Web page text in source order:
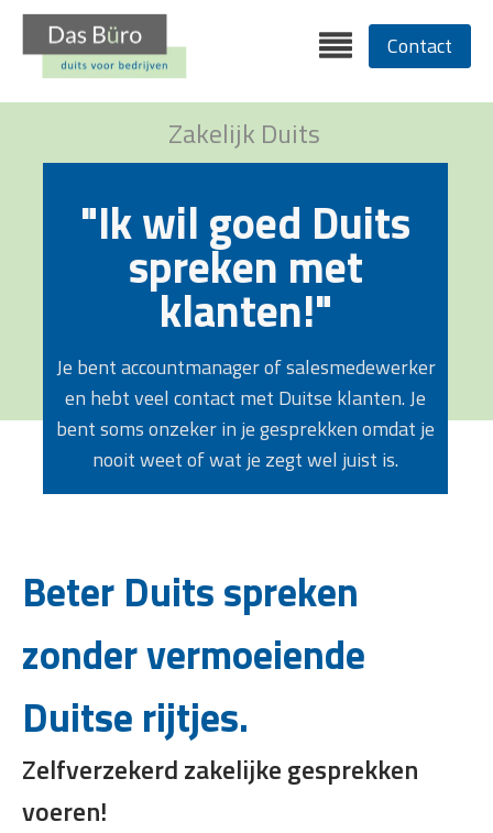
Contact
Zakelijk Duits
"Ik wil goed Duits
spreken met
klanten!"
Je bent accountmanager of salesmedewerker
en hebt veel contact met Duitse klanten. Je
bent soms onzeker in je gesprekken omdat je
nooit weet of wat je zegt wel juist is.
Beter Duits spreken
zonder vermoeiende
Duitse rijtjes.
Zelfverzekerd zakelijke gesprekken
voeren!